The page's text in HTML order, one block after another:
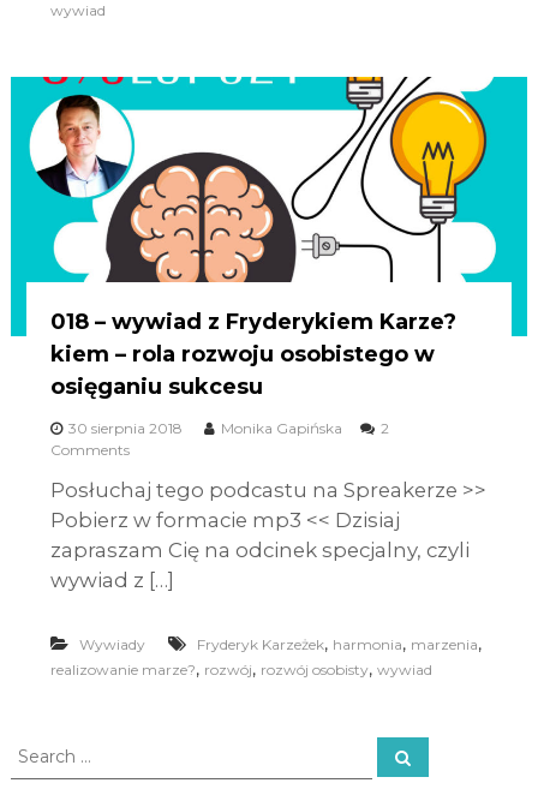
wywiad
018 – wywiad z Fryderykiem Karze?
kiem – rola rozwoju osobistego w
osięganiu sukcesu
30 sierpnia 2018 Monika Gapińska
2
Comments
Posłuchaj tego podcastu na Spreakerze >>
Pobierz w formacie mp3 << Dzisiaj
zapraszam Cię na odcinek specjalny, czyli
wywiad z […]
Wywiady Fryderyk Karzeżek, harmonia, marzenia,
realizowanie marze?, rozwój, rozwój osobisty, wywiad
S
S
e